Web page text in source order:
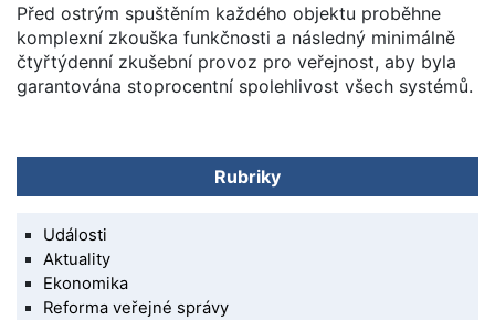
Před ostrým spuštěním každého objektu proběhne
komplexní zkouška funkčnosti a následný minimálně
čtyřtýdenní zkušební provoz pro veřejnost, aby byla
garantována stoprocentní spolehlivost všech systémů.
Rubriky
Události
Aktuality
Ekonomika
Reforma veřejné správy